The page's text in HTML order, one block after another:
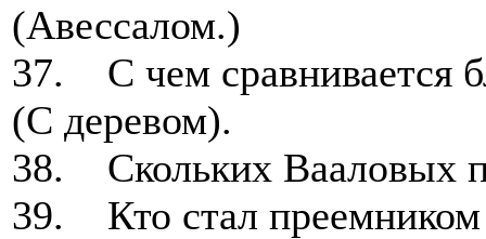
(Авессалом.)
37. С чем сравнивается
(С деревом).
38. Скольких Вааловых
39. Кто стал